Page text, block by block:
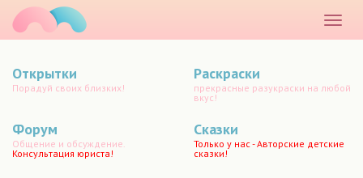
меню
Открытки
Порадуй своих близких!
Раскраски
прекрасные разукраски на любой
вкус!
Форум
Общение и обсуждение.
Консультация юриста!
Сказки
Только у нас - Авторские детские
сказки!